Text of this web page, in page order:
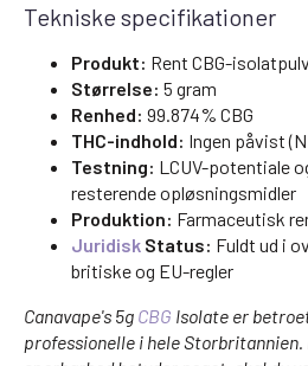
Tekniske specifikationer
Produkt: Rent CBG-
Størrelse: 5 gram
Renhed: 99.874% CBG
THC-indhold: Ingen påvist
Testning: LCUV-potentiale
resterende opløsningsmidler
Produktion: Farmaceutisk
Juridisk Status: Fuldt ud i
britiske og EU-regler
Canavape's 5g CBG Isolate er
professionelle i hele